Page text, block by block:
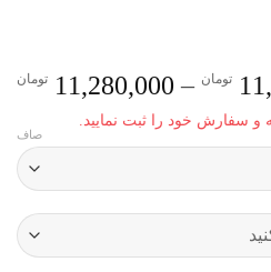
تومان –
11,280,000 تومان
و سفارش خود را ثبت نمایید.
صاف